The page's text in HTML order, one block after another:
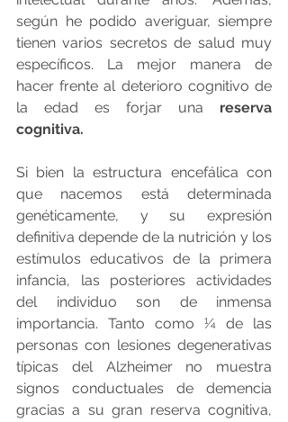
según he podido averiguar, siempre
tienen varios secretos de salud muy
específicos. La mejor manera de
hacer frente al deterioro cognitivo de
la edad es forjar una reserva
cognitiva.
Si bien la estructura encefálica con
que nacemos está determinada
genéticamente, y su expresión
definitiva depende de la nutrición y los
estímulos educativos de la primera
infancia, las posteriores actividades
del individuo son de inmensa
importancia. Tanto como ¼ de las
personas con lesiones degenerativas
típicas del Alzheimer no muestra
signos conductuales de demencia
gracias a su gran reserva cognitiva,